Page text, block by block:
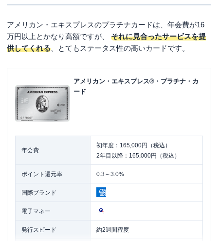
アメリカン・エキスプレスのプラチナカードは、年会費が16
万円以上とかなり高額ですが、 それに見合ったサービスを提
供してくれる、とてもステータス性の高いカードです。
アメリカン・エキスプレス®・プラチナ・カ
ード
年会費
初年度：165,000円（税込）
2年目以降：165,000円（税込）
ポイント還元率 0.3～3.0%
国際ブランド
電子マネー
発行スピード 約2週間程度